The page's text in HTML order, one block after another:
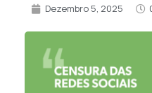
Dezembro 5, 2025